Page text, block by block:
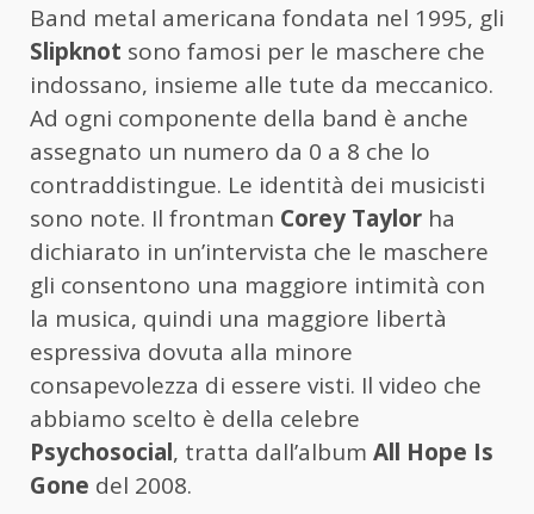
Band metal americana fondata nel 1995, gli
Slipknot sono famosi per le maschere che
indossano, insieme alle tute da meccanico.
Ad ogni componente della band è anche
assegnato un numero da 0 a 8 che lo
contraddistingue. Le identità dei musicisti
sono note. Il frontman Corey Taylor ha
dichiarato in un’intervista che le maschere
gli consentono una maggiore intimità con
la musica, quindi una maggiore libertà
espressiva dovuta alla minore
consapevolezza di essere visti. Il video che
abbiamo scelto è della celebre
Psychosocial, tratta dall’album All Hope Is
Gone del 2008.